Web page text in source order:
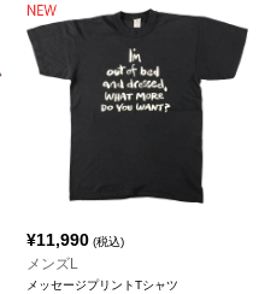
¥11,990 (税込)
メンズL
メッセージプリントTシャツ